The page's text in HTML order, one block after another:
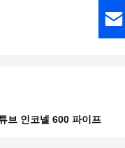
브 인코넬 600 파이프